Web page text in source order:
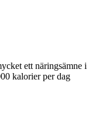
ett näringsämne i
kalorier per dag